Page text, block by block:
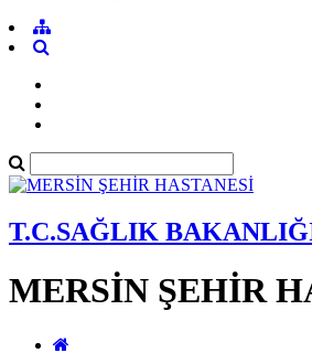
T.C.SAĞLIK
MERSİN ŞEHİR